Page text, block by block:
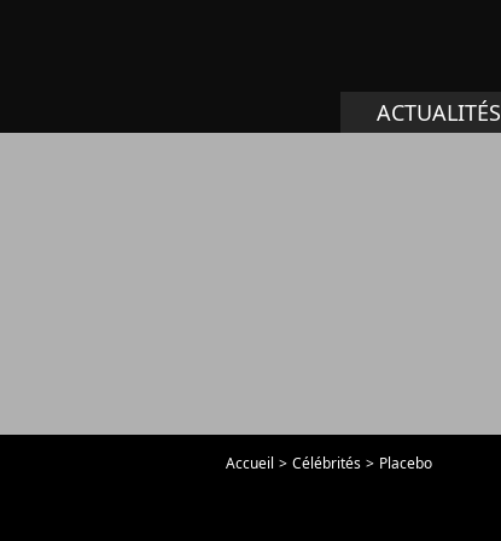
ACTUALITÉS
Accueil Célébrités Placebo